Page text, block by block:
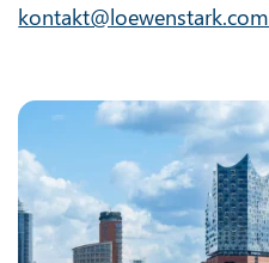
kontakt@loewenstark.com